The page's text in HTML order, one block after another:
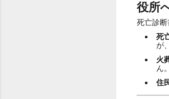
役所
死亡診断
死
が
火
ん。
住